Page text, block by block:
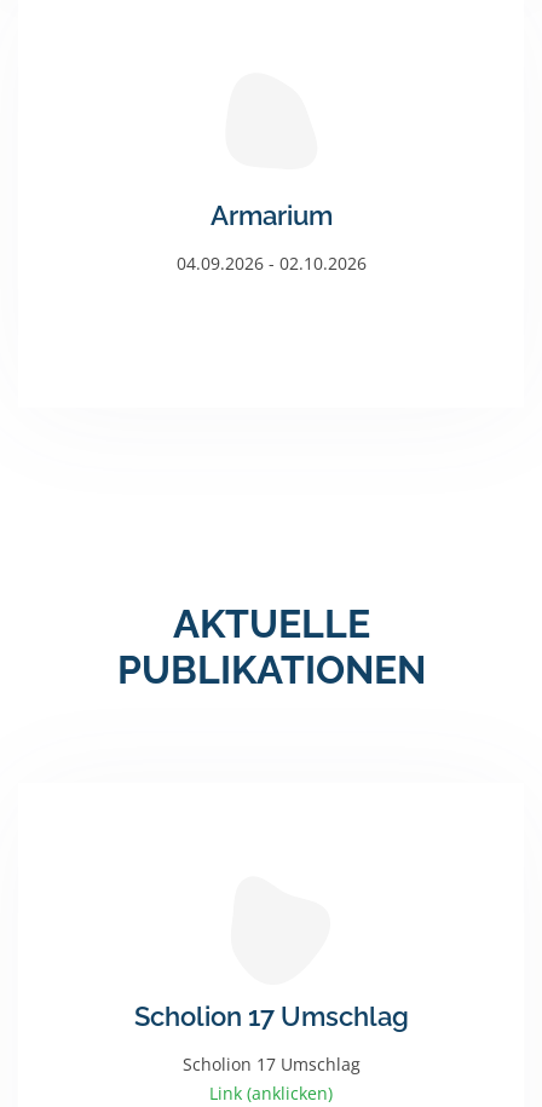
Armarium
04.09.2026 - 02.10.2026
AKTUELLE
PUBLIKATIONEN
Scholion 17 Umschlag
Scholion 17 Umschlag
Link (anklicken)